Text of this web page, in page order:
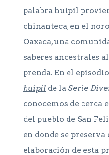
palabra huipil
chinanteca, en el
Oaxaca, una
saberes ancestrales
prenda. En el episodio
huipil de la Serie
conocemos de cerca
del pueblo de San
en donde se preserva
elaboración de esta